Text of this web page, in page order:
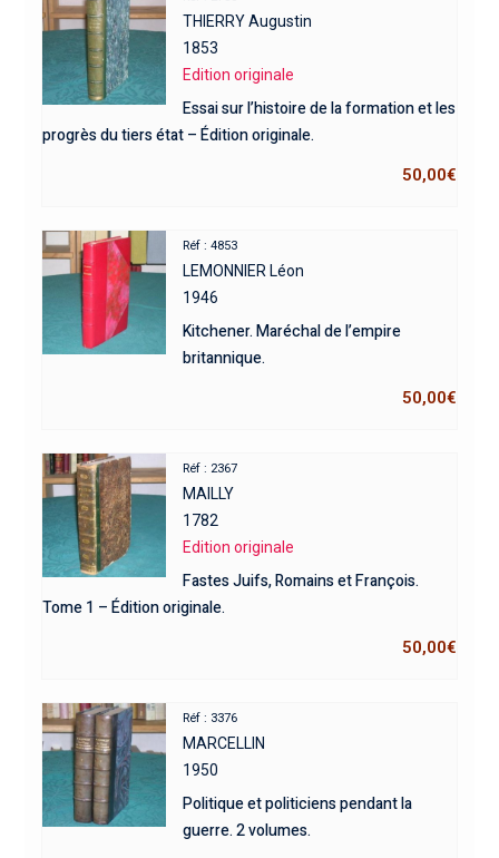
THIERRY Augustin
1853
Edition originale
Essai sur l’histoire de la formation et les
progrès du tiers état – Édition originale.
50,00€
Réf : 4853
LEMONNIER Léon
1946
Kitchener. Maréchal de l’empire
britannique.
50,00€
Réf : 2367
MAILLY
1782
Edition originale
Fastes Juifs, Romains et François.
Tome 1 – Édition originale.
50,00€
Réf : 3376
MARCELLIN
1950
Politique et politiciens pendant la
guerre. 2 volumes.